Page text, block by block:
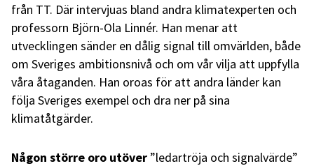
från TT. Där intervjuas bland andra klimatexperten och
professorn Björn-Ola Linnér. Han menar att
utvecklingen sänder en dålig signal till omvärlden, både
om Sveriges ambitionsnivå och om vår vilja att uppfylla
våra åtaganden. Han oroas för att andra länder kan
följa Sveriges exempel och dra ner på sina
klimatåtgärder.
Någon större oro utöver”ledartröja och signalvärde”